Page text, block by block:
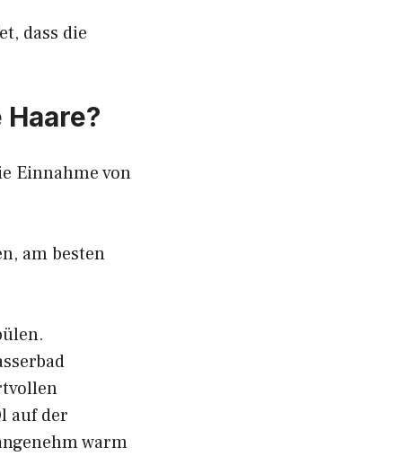
dass die
Einnahme von
am besten
auf der
warm